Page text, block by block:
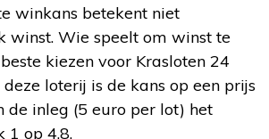
winkans betekent niet
winst. Wie speelt om winst te
kiezen voor Krasloten 24
deze loterij is de kans op een prijs
de inleg (5 euro per lot) het
1 op 4,8.